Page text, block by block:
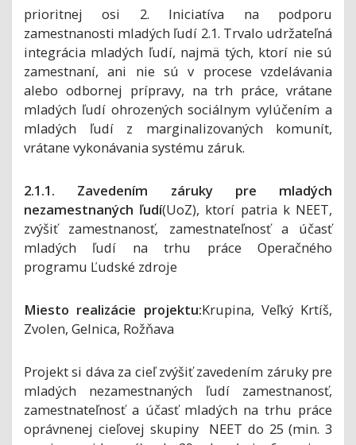
prioritnej osi 2. Iniciatíva na podporu
zamestnanosti mladých ľudí 2.1. Trvalo udržateľná
integrácia mladých ľudí, najmä tých, ktorí nie sú
zamestnaní, ani nie sú v procese vzdelávania
alebo odbornej prípravy, na trh práce, vrátane
mladých ľudí ohrozených sociálnym vylúčením a
mladých ľudí z marginalizovaných komunít,
vrátane vykonávania systému záruk.
2.1.1. Zavedením záruky pre mladých
nezamestnaných ľudí(UoZ), ktorí patria k NEET,
zvýšiť zamestnanosť, zamestnateľnosť a účasť
mladých ľudí na trhu práce Operačného
programu Ľudské zdroje
Miesto realizácie projektu:Krupina, Veľký Krtíš,
Zvolen, Gelnica, Rožňava
Projekt si dáva za cieľ zvýšiť zavedením záruky pre
mladých nezamestnaných ľudí zamestnanosť,
zamestnateľnosť a účasť mladých na trhu práce
oprávnenej cieľovej skupiny NEET do 25 (min. 3